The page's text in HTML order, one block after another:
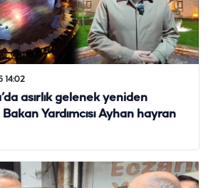
14:02
asırlık gelenek yeniden
Bakan Yardımcısı Ayhan hayran